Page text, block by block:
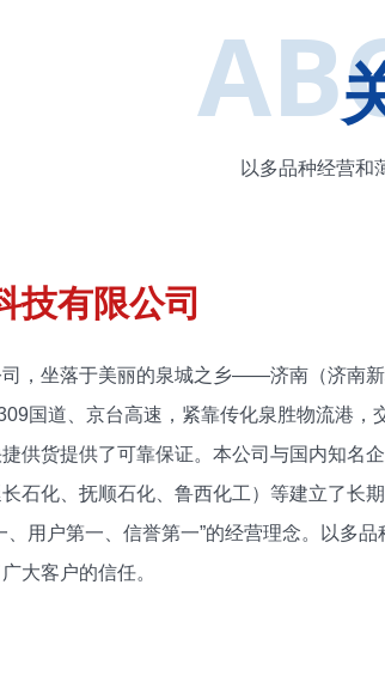
以多品种经营和
技有限公司
，坐落于美丽的泉城之乡——济南（济南
国道、京台高速，紧靠传化泉胜物流港，
供货提供了可靠保证。本公司与国内知名
长石化、抚顺石化、鲁西化工）等建立了长
、用户第一、信誉第一”的经营理念。以多品
大客户的信任。